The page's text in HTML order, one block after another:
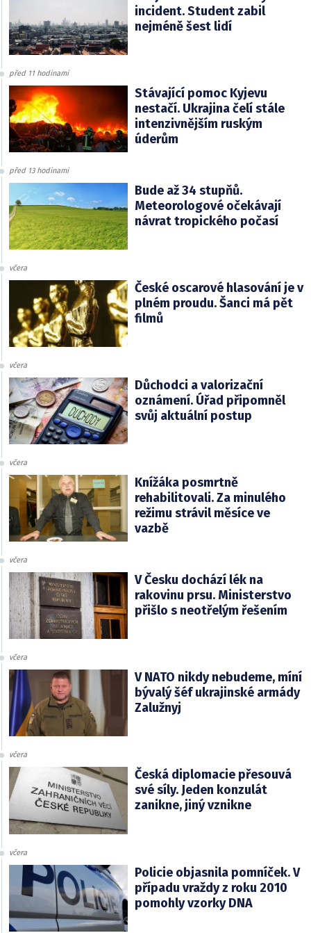
incident. Student zabil
nejméně šest lidí
před 11 hodinami
Stávající pomoc Kyjevu
nestačí. Ukrajina čelí stále
intenzivnějším ruským
úderům
před 13 hodinami
Bude až 34 stupňů.
Meteorologové očekávají
návrat tropického počasí
včera
České oscarové hlasování je v
plném proudu. Šanci má pět
filmů
včera
Důchodci a valorizační
oznámení. Úřad připomněl
svůj aktuální postup
včera
Knížáka posmrtně
rehabilitovali. Za minulého
režimu strávil měsíce ve
vazbě
včera
V Česku dochází lék na
rakovinu prsu. Ministerstvo
přišlo s neotřelým řešením
včera
V NATO nikdy nebudeme, míní
bývalý šéf ukrajinské armády
Zalužnyj
včera
Česká diplomacie přesouvá
své síly. Jeden konzulát
zanikne, jiný vznikne
včera
Policie objasnila pomníček. V
případu vraždy z roku 2010
pomohly vzorky DNA